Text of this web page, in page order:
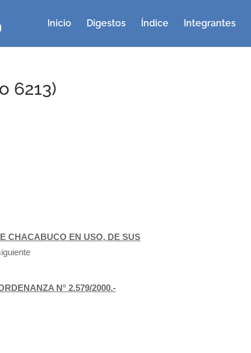
Inicio Digestos Índice Integrantes
6213)
CHACABUCO EN USO, DE SUS
N° 2.579/2000.-